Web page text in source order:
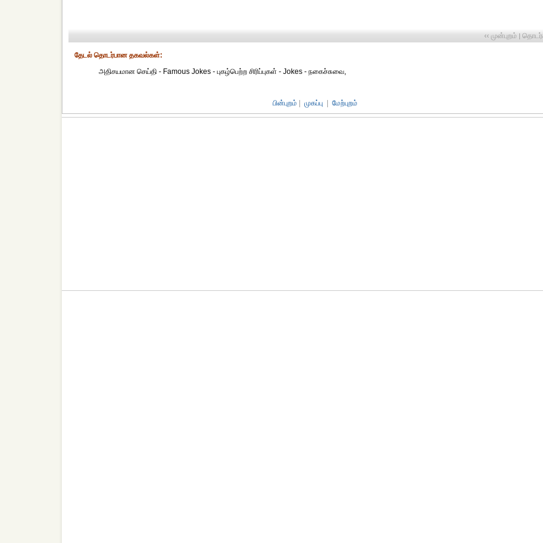
‹‹ முன்புறம் |
தேட‌ல் தொட‌ர்பான தகவ‌ல்க‌ள்:
அதிசயமான செய்தி - Famous Jokes - புகழ்பெற்ற சிரிப்புகள் - Jokes - நகைச்சுவை,
பின்புறம் முகப்பு மேற்புறம்